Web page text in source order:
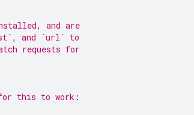
and are
and `url` to
requests for
for this to work: